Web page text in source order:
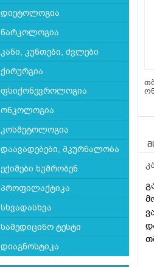
დიეტოლოგია
ნარკოლოგია
კანი, კუნთები, ძვლები
ქირურგია
ფსიქონევროლოგია
ონკოლოგია
კოსმეტოლოგია
დაავადებები, მკურნალობა
ექიმები ხუმრობენ
პროფილაქტიკა
სხვადასხვა
სამედიცინო ტესტი
დიაგნოსტიკა